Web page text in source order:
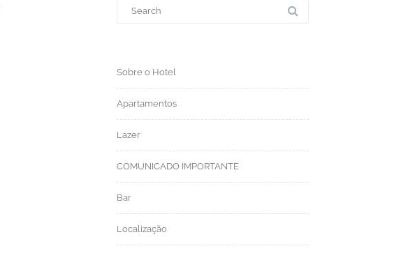
o
:
Sobre o Hotel
Apartamentos
Lazer
COMUNICADO IMPORTANTE
Bar
Localização